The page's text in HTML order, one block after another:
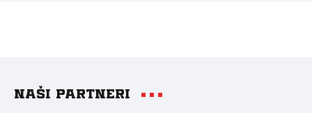
Naši partneri